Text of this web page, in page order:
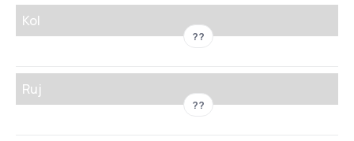
Kol
??
Ruj
??